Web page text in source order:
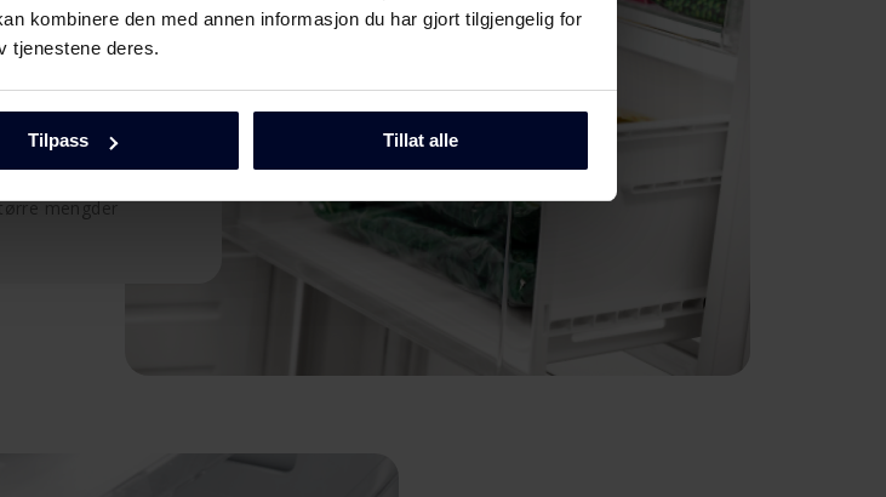
kombinere den med annen informasjon du har gjort tilgjengelig for
tjenestene deres.
Tilpass Tillat alle
innfrysing av
mengder